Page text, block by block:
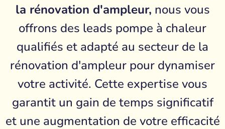
la rénovation d'ampleur, nous vous
offrons des leads pompe à chaleur
qualifiés et adapté au secteur de la
rénovation d'ampleur pour dynamiser
votre activité. Cette expertise vous
garantit un gain de temps significatif
et une augmentation de votre efficacité